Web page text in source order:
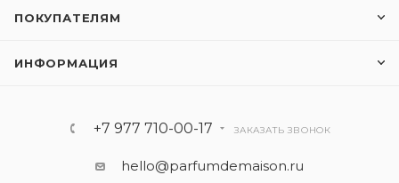
ПОКУПАТЕЛЯМ
ИНФОРМАЦИЯ
+7 977 710-00-17 ЗАКАЗАТЬ ЗВОНОК
hello@parfumdemaison.ru